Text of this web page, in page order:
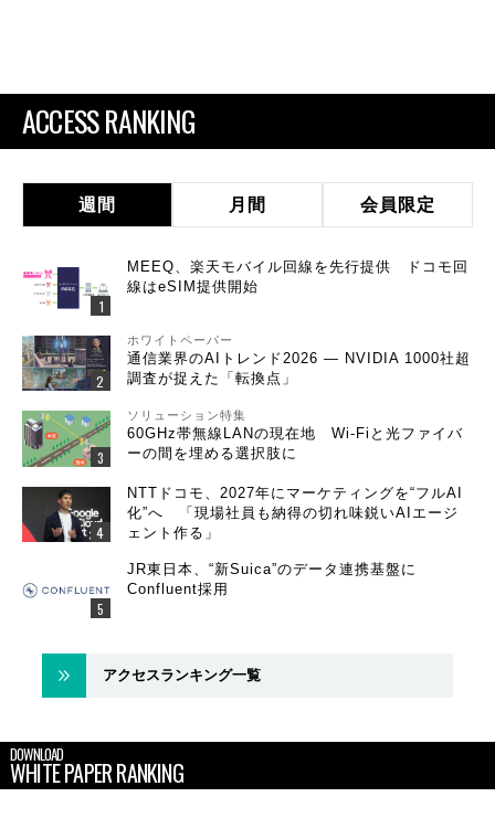
ACCESS RANKING
週間 月間 会員限定
MEEQ、楽天モバイル回線を先行提供 ドコモ回
線はeSIM提供開始
ホワイトペーパー
通信業界のAIトレンド2026 ― NVIDIA 1000社超
調査が捉えた「転換点」
ソリューション特集
60GHz帯無線LANの現在地 Wi-Fiと光ファイバ
ーの間を埋める選択肢に
NTTドコモ、2027年にマーケティングを“フルAI
化”へ 「現場社員も納得の切れ味鋭いAIエージ
ェント作る」
JR東日本、“新Suica”のデータ連携基盤に
Confluent採用
アクセスランキング一覧
DOWNLOAD
WHITE PAPER RANKING